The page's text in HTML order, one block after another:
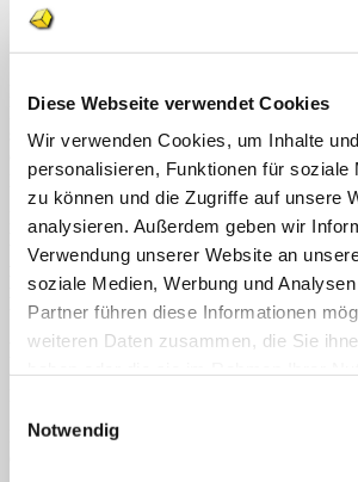
Diese Webseite verwendet Cookies
Wir verwenden Cookies, um Inhalte
personalisieren, Funktionen für soziale
zu können und die Zugriffe auf unsere
analysieren. Außerdem geben wir
Verwendung unserer Website an
soziale Medien, Werbung und
Partner führen diese Informationen
weiteren Daten zusammen, die Sie
Notwendig
Rezensionen (0)
Doppelfeldern. In den oberen Feldern ist
schwarzweiß zu sehen. Des Weiteren gibt es
dem entsprechenden Schattenbild. Die
passenden Möbelstück zugeordnet.
Diese Mappe
fördert neben der
Motorik, Auge-Hand-Koordination,
Ausdauer. Geeignet ist diese Arbeitsmappe
Eingangsunterrichtsowie für die
Förderung.
Rezensionen
Nur angemeldete Kunden, die dieses Produkt